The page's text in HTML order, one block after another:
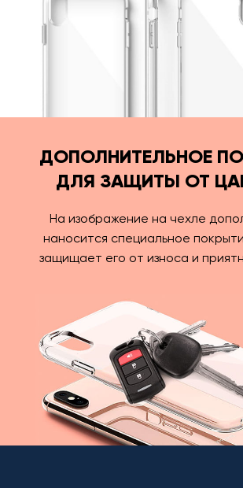
ДОПОЛНИТЕЛЬНОЕ
ДЛЯ ЗАЩИТЫ ОТ
На изображение на чехле
наносится специальное
защищает его от износа и